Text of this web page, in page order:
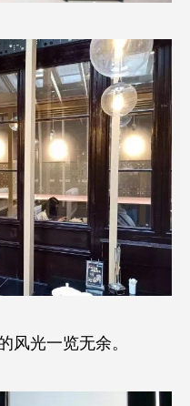
风光一览无余。